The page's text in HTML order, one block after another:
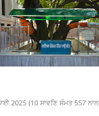
2025 (10 ਸਾਵਣਿ ਸੰਮਤ 557